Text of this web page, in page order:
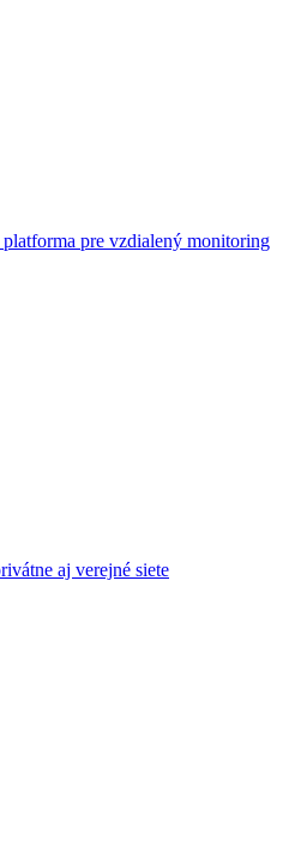
pre vzdialený monitoring
aj verejné siete